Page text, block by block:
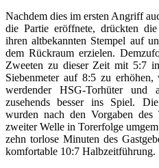
Nachdem dies im ersten Angriff
die Partie eröffnete, drückten
ihren altbekannten Stempel auf
dem Rückraum erzielen.
Zweeten zu dieser Zeit mit 5:7
Siebenmeter auf 8:5 zu
werdender HSG-Torhüter und
zusehends besser ins Spiel.
wurden nach den Vorgaben des
zweiter Welle in Torerfolge
zehn torlose Minuten des
komfortable 10:7 Halbzeitführung.